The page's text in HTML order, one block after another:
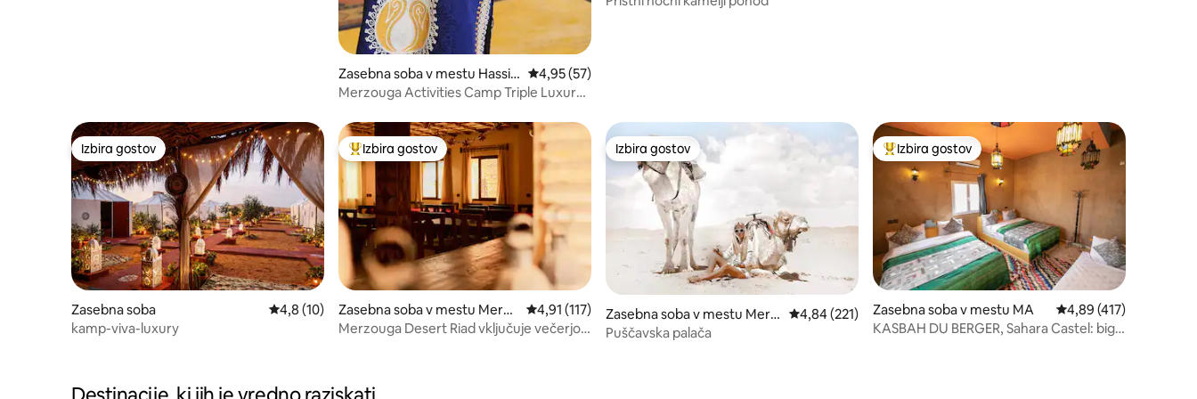
Zasebna soba v mestu Hassila
bied
Povprečna ocena: 4,95 od 5, št. mnenj: 57
4,95 (57)
Merzouga Activities Camp Triple Luxury
Izbira gostov
Izbira gostov
Zasebna soba Povprečna ocena: 4,8 od 5, št. mnenj: 10
4,8 (10)
kamp-viva-luxury
Najbolj priljubljena prenočišča z značko »Izbira gostov«
Izbira gostov
Zasebna soba v mestu Merzo
uga
Povprečna ocena: 4,91 od 5, št. mnenj: 117
4,91 (117)
Merzouga Desert Riad vključuje večerjo
Izbira gostov
Izbira gostov
Zasebna soba v mestu Merz
ouga
Povprečna ocena: 4,84 od 5, št. mnenj: 221
4,84 (221)
Puščavska palača
Najbolj priljubljena prenočišča z značko »Izbira
Izbira gostov
Zasebna soba v mestu MA Povprečna ocena:
4,89 (417)
KASBAH DU BERGER, Sahara Castel: big